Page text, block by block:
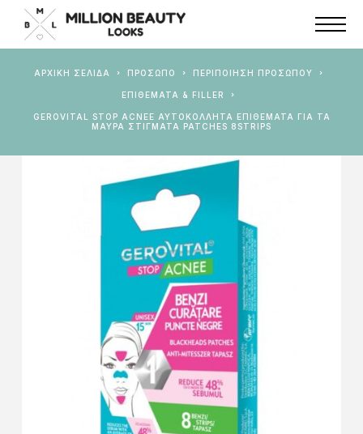
ΑΡΧΙΚΉ ΣΕΛΊΔΑ ΠΡΟΣΩΠΟ ΠΕΡΙΠΟΊΗΣΗ ΠΡΟΣΏΠΟΥ
ΕΠΙΘΈΜΑΤΑ & FILLER
GEROVITAL STOP ACNEE ΑΥΤΟΚΌΛΛΗΤΑ ΕΠΙΘΈΜΑΤΑ ΓΙΑ ΤΑ
ΜΑΎΡΑ ΣΤΊΓΜΑΤΑ PATCHES 8STRIPS